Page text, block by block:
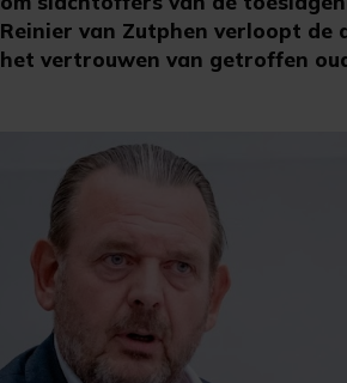
Reinier van Zutphen verloopt
het vertrouwen van getroffen